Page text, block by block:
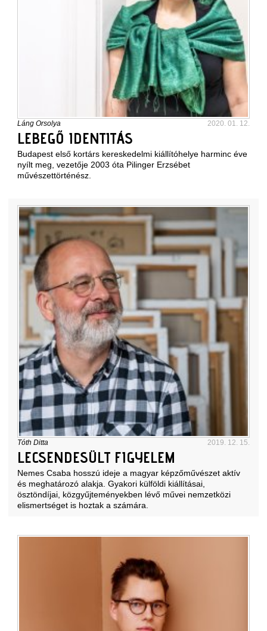
Láng Orsolya 2020. 01. 12.
LEBEGŐ IDENTITÁS
Budapest első kortárs kereskedelmi kiállítóhelye harminc éve
nyílt meg, vezetője 2003 óta Pilinger Erzsébet
művészettörténész.
Tóth Ditta 2019. 12. 15.
LECSENDESÜLT FIGYELEM
Nemes Csaba hosszú ideje a magyar képzőművészet aktív
és meghatározó alakja. Gyakori külföldi kiállításai,
ösztöndíjai, közgyűjteményekben lévő művei nemzetközi
elismertséget is hoztak a számára.